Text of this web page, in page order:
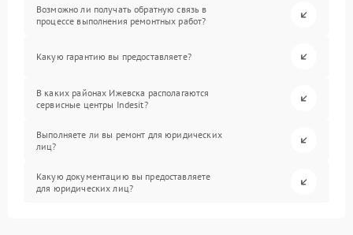
Возможно ли получать обратную связь в
процессе выполнения ремонтных работ?
Какую гарантию вы предоставляете?
В каких районах Ижевска располагаются
сервисные центры Indesit?
Выполняете ли вы ремонт для юридических
лиц?
Какую документацию вы предоставляете
для юридических лиц?